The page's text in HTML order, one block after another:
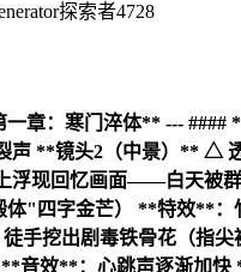
探索者4728
一章：寒门淬体** ---
声 **镜头2（中景）** △
浮现回忆画面——白天被
"四字金芒） **特效**：
手挖出剧毒铁骨花（指
音效**：心跳声逐渐加